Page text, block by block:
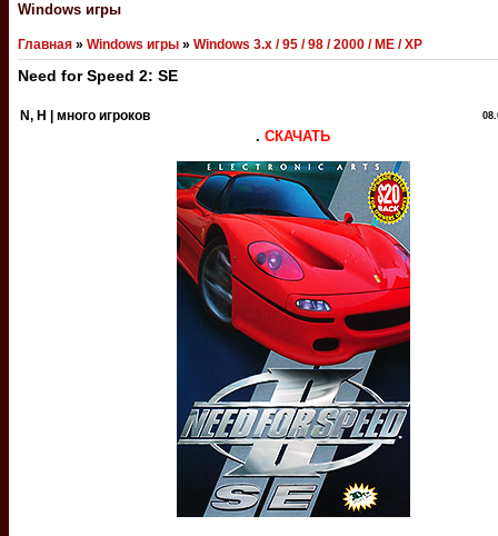
Windows игры
Главная » Windows игры » Windows 3.x / 95 / 98 / 2000 / ME / XP
Need for Speed 2: SE
N, Н | много игроков
. СКАЧАТЬ